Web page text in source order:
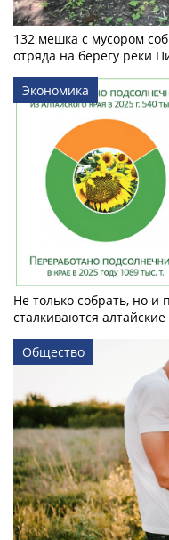
132 мешка с мусором
отряда на берегу реки
Экономика
Не только собрать, но и
сталкиваются
Общество